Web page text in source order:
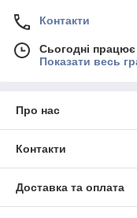
Контакти
Сьогодні
Показати весь
Про нас
Контакти
Доставка та оплата